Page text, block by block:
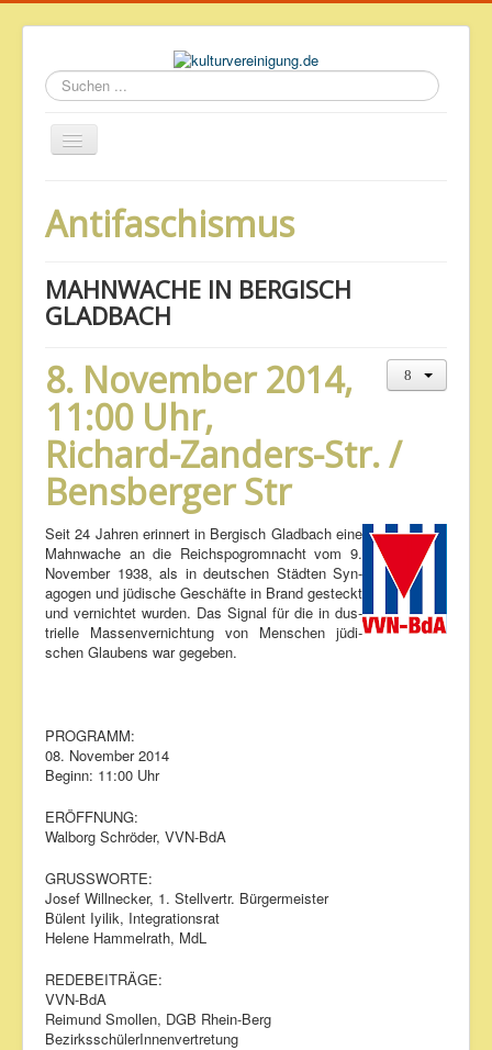
Suchen
...
Geschichte des Volkshauses
Impressum & Datenschutz
Antifaschismus
MAHNWACHE IN BERGISCH
GLADBACH
8. November 2014,
11:00 Uhr,
Richard-Zanders-Str. /
Bensberger Str
Seit 24 Jah­ren er­in­nert in Ber­gisch Glad­bach ei­ne
Mahn­wa­che an die Reichs­po­grom­nacht vom 9.
No­vem­ber 1938, als in deut­schen Städ­ten Syn­
ago­gen und jü­di­sche Ge­schäf­te in Brand ge­steckt
und ver­nich­tet wur­den. Das Si­gnal für die in dus­
tri­el­le Mas­sen­ver­nich­tung von Men­schen jü­di­
schen Glau­bens war ge­ge­ben.
PROGRAMM:
08. November 2014
Beginn: 11:00 Uhr
ERÖFFNUNG:
Walborg Schröder, VVN-BdA
GRUSSWORTE:
Josef Willnecker, 1. Stellvertr. Bürgermeister
Bülent Iyilik, Integrationsrat
Helene Hammelrath, MdL
REDEBEITRÄGE:
VVN-BdA
Reimund Smollen, DGB Rhein-Berg
BezirksschülerInnenvertretung